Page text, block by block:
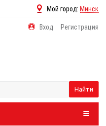
Мой город: Минск
Вход Регистрация
Найти